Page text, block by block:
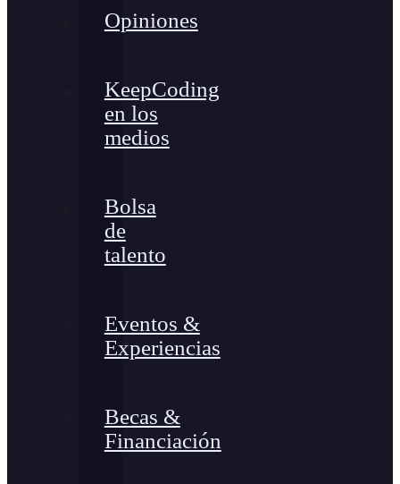
Opiniones
KeepCoding
en los
medios
Bolsa
de
talento
Eventos &
Experiencias
Becas &
Financiación